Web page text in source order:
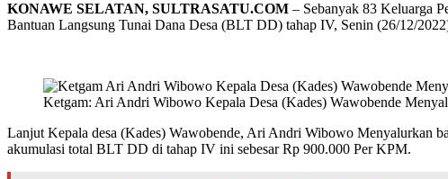
KONAWE SELATAN, SULTRASATU.COM – Sebanyak 83 Keluarga
Bantuan Langsung Tunai Dana Desa (BLT DD) tahap IV, Senin (26/12/
Ketgam: Ari Andri Wibowo Kepala Desa (Kades) Wawobende
Lanjut Kepala desa (Kades) Wawobende, Ari Andri Wibowo Menyalurkan
akumulasi total BLT DD di tahap IV ini sebesar Rp 900.000 Per KPM.